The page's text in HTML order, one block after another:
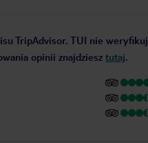
TripAdvisor. TUI nie
opinii znajdziesz tutaj.